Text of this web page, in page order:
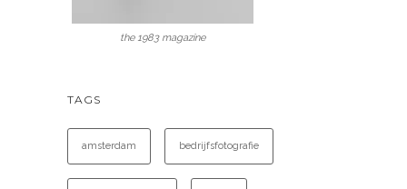
the 1983 magazine
TAGS
amsterdam bedrijfsfotografie